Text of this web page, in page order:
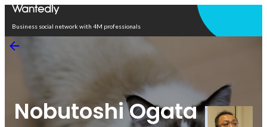
Business social network with 4M professionals
Nobutoshi Ogata